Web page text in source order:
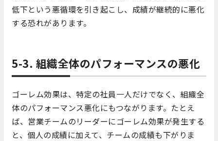
低下という悪循環を引き起こし、成績が継続的に悪化
する恐れがあります。
5-3. 組織全体のパフォーマンスの悪化
ゴーレム効果は、特定の社員一人だけでなく、組織全
体のパフォーマンス悪化にもつながります。たとえ
ば、営業チームのリーダーにゴーレム効果が発生する
と、個人の成績に加えて、チームの成績も下がりま